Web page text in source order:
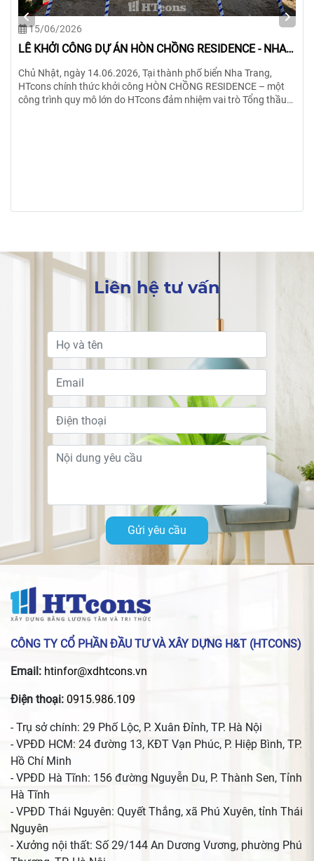
15/06/2026
LỄ KHỞI CÔNG DỰ ÁN HÒN CHỒNG RESIDENCE - NHA
Chủ Nhật, ngày 14.06.2026, Tại thành phố biển Nha Trang,
HTcons chính thức khởi công HÒN CHỒNG RESIDENCE – một
công trình quy mô lớn do HTcons đảm nhiệm vai trò Tổng thầu
Liên hệ tư vấn
Gửi yêu cầu
CÔNG TY CỔ PHẦN ĐẦU TƯ VÀ XÂY DỰNG H&T (HTCONS)
Email: htinfor@xdhtcons.vn
Điện thoại: 0915.986.109
- Trụ sở chính: 29 Phố Lộc, P. Xuân Đỉnh, TP. Hà Nội
- VPĐD HCM: 24 đường 13, KĐT Vạn Phúc, P. Hiệp Bình, TP.
Hồ Chí Minh
- VPĐD Hà Tĩnh: 156 đường Nguyễn Du, P. Thành Sen, Tỉnh
Hà Tĩnh
- VPĐD Thái Nguyên: Quyết Thắng, xã Phú Xuyên, tỉnh Thái
Nguyên
- Xưởng nội thất: Số 29/144 An Dương Vương, phường Phú